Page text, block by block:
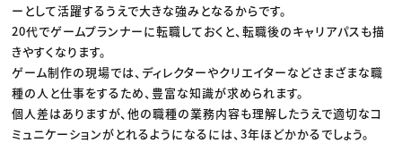
ーとして活躍するうえで大きな強みとなるからです。
20代でゲームプランナーに転職しておくと、転職後のキャリアパスも描
きやすくなります。
ゲーム制作の現場では、ディレクターやクリエイターなどさまざまな職
種の人と仕事をするため、豊富な知識が求められます。
個人差はありますが、他の職種の業務内容も理解したうえで適切なコ
ミュニケーションがとれるようになるには、3年ほどかかるでしょう。